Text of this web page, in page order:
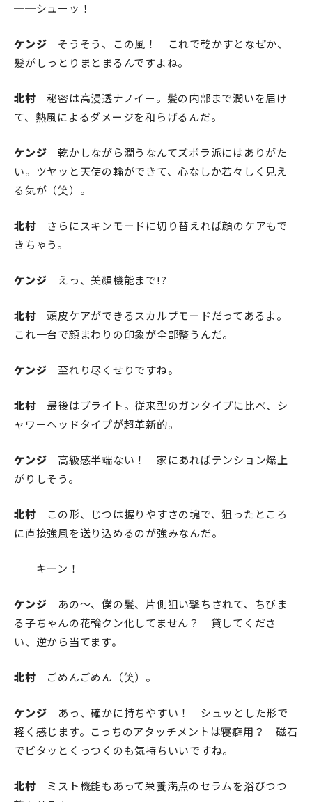
──シューッ！
ケンジ そうそう、この風！ これで乾かすとなぜか、
髪がしっとりまとまるんですよね。
北村 秘密は高浸透ナノイー。髪の内部まで潤いを届け
て、熱風によるダメージを和らげるんだ。
ケンジ 乾かしながら潤うなんてズボラ派にはありがた
い。ツヤッと天使の輪ができて、心なしか若々しく見え
る気が（笑）。
北村 さらにスキンモードに切り替えれば顔のケアもで
きちゃう。
ケンジ えっ、美顔機能まで!?
北村 頭皮ケアができるスカルプモードだってあるよ。
これ一台で顔まわりの印象が全部整うんだ。
ケンジ 至れり尽くせりですね。
北村 最後はブライト。従来型のガンタイプに比べ、シ
ャワーヘッドタイプが超革新的。
ケンジ 高級感半端ない！ 家にあればテンション爆上
がりしそう。
北村 この形、じつは握りやすさの塊で、狙ったところ
に直接強風を送り込めるのが強みなんだ。
──キーン！
ケンジ あの〜、僕の髪、片側狙い撃ちされて、ちびま
る子ちゃんの花輪クン化してません？ 貸してくださ
い、逆から当てます。
北村 ごめんごめん（笑）。
ケンジ あっ、確かに持ちやすい！ シュッとした形で
軽く感じます。こっちのアタッチメントは寝癖用？ 磁石
でピタッとくっつくのも気持ちいいですね。
北村 ミスト機能もあって栄養満点のセラムを浴びつつ